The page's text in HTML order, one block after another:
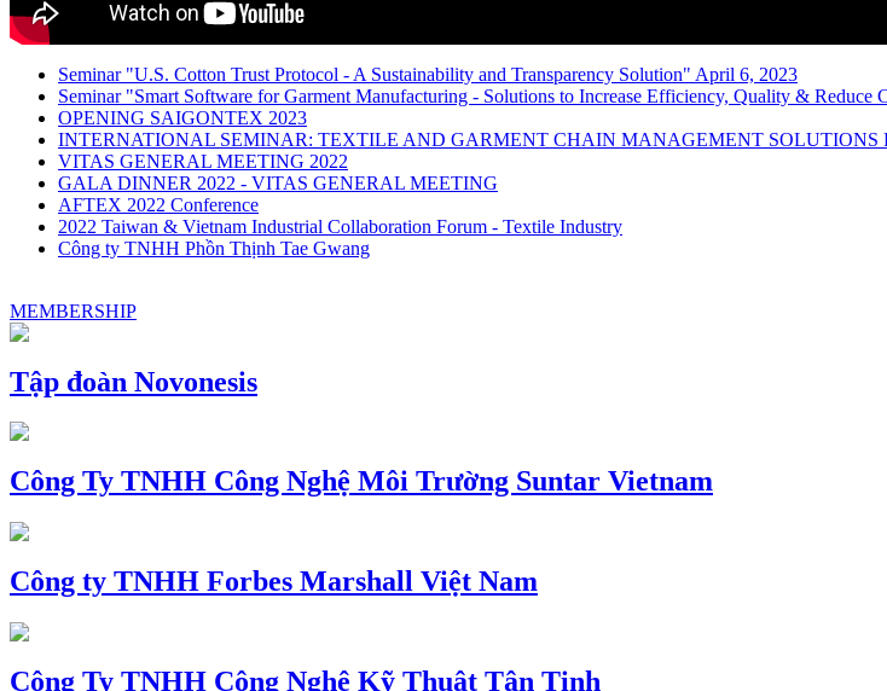
Seminar "U.S. Cotton Trust Protocol - A Sustainability and Transparency Solution" April 6, 2023
Seminar "Smart Software for Garment Manufacturing - Solutions to Increase Efficiency, Quality & Reduce
OPENING SAIGONTEX 2023
INTERNATIONAL SEMINAR: TEXTILE AND GARMENT CHAIN MANAGEMENT SOLUTIONS
VITAS GENERAL MEETING 2022
GALA DINNER 2022 - VITAS GENERAL MEETING
AFTEX 2022 Conference
2022 Taiwan & Vietnam Industrial Collaboration Forum - Textile Industry
Công ty TNHH Phồn Thịnh Tae Gwang
MEMBERSHIP
Tập đoàn Novonesis
Công Ty TNHH Công Nghệ Môi Trường Suntar Vietnam
Công ty TNHH Forbes Marshall Việt Nam
Công Ty TNHH Công Nghệ Kỹ Thuật Tân Tinh